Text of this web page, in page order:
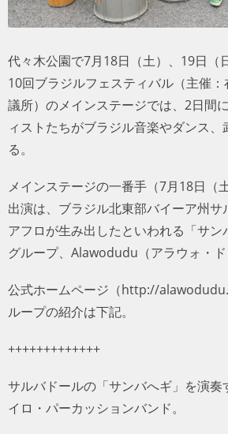
代々木公園で7月18日（土）、19日（
10回ブラジルフェスティバル（主催
議所）のメインステージでは、2日間
ィストたちがブラジル音楽やダンス、
る。
メインステージの一番手（7月18日（
出演は、ブラジル北東部バイーア州サ
アフロが生み出したといわれる「サン
グループ、Alawodudu（アラウォ・ド
公式ホームページ（http://
ループの紹介は下記。
+++++++++++++
サルバドールの「サンバへギ」を演奏
イロ・パーカッションバンド。